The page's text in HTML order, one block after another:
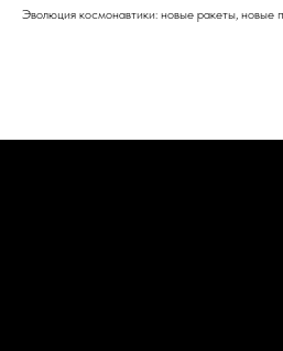
Эволюция космонавтики: новые ракеты, новые